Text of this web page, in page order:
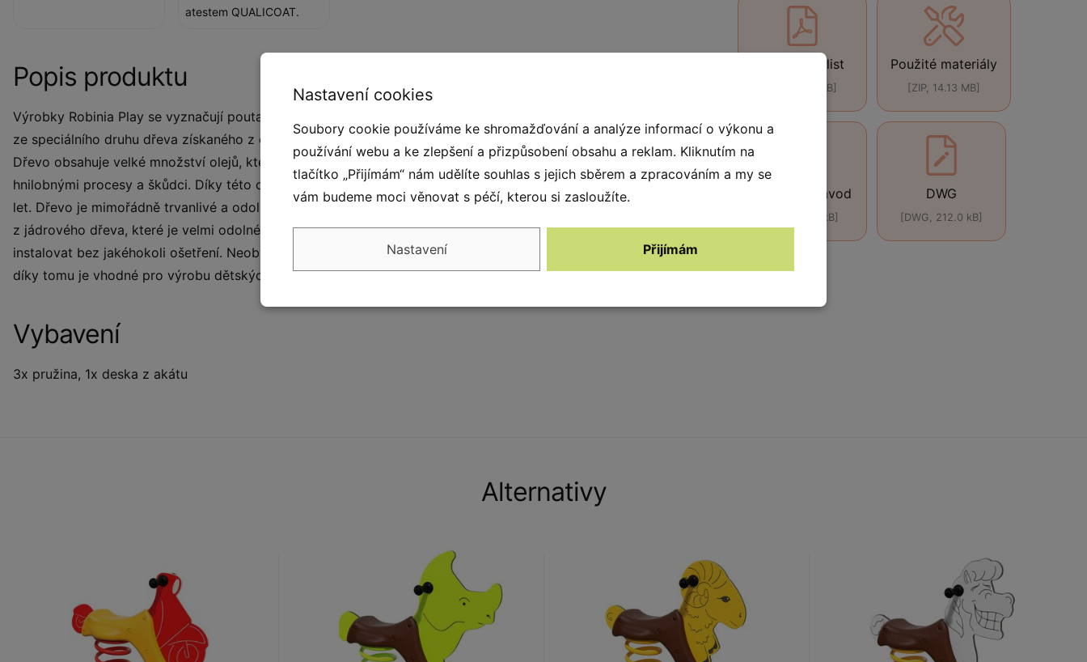
Technický list
[PDF, 440 kB]
Použité materiály
[ZIP, 14.13 MB]
Montážní návod
[ZIP, 614.0 kB]
DWG
[DWG, 212.0 kB]
atestem QUALICOAT.
Popis produktu
Výrobky Robinia Play se vyznačují poutavým, elegantním a přirozeným vzhledem. Zařízení jsou vyrobena
ze speciálního druhu dřeva získaného z ekologických zdrojů a plantáží připravených k tomuto účelu.
Dřevo obsahuje velké množství olejů, které jsou dokonalými přírodními konzervanty a chrání dřevo před
hnilobnými procesy a škůdci. Díky této ochraně si zachovává svůj estetický vzhled a pevnost po mnoho
let. Dřevo je mimořádně trvanlivé a odolné vůči povětrnostním podmínkám. Výrobky se skládají převážně
z jádrového dřeva, které je velmi odolné a po vyschnutí se jen málo smršťuje. Díky tomu lze dřevo
instalovat bez jakéhokoli ošetření. Neobvyklou vlastností tohoto dřeva je jeho pevnost ve styku s půdou,
díky tomu je vhodné pro výrobu dětských hřišť. Na akátové dřevo poskytujeme záruku 15 let.
Vybavení
3x pružina, 1x deska z akátu
Alternativy
Nastavení cookies
Soubory cookie používáme ke shromažďování a analýze informací o výkonu a
používání webu a ke zlepšení a přizpůsobení obsahu a reklam. Kliknutím na
tlačítko „Přijímám“ nám udělíte souhlas s jejich sběrem a zpracováním a my se
vám budeme moci věnovat s péčí, kterou si zasloužíte.
Nastavení Přijímám